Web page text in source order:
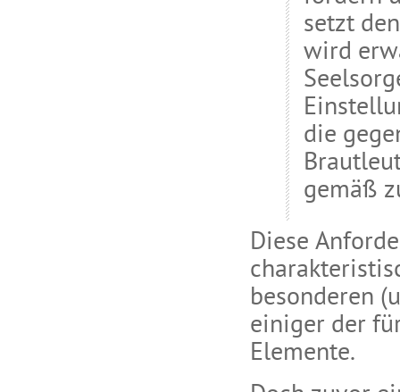
setzt
wird
die
gemäß
Diese
besonderen
einiger der
Elemente.